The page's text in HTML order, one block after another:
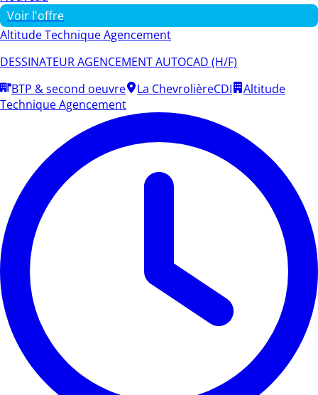
Voir l'offre
Altitude Technique Agencement
DESSINATEUR AGENCEMENT AUTOCAD (H/F)
BTP & second oeuvre
La ChevrolièreCDI
Altitude
Technique Agencement